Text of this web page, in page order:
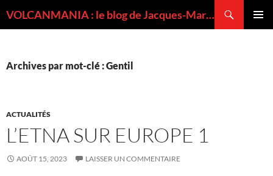
VOLCANMANIA : le blog de Jacques-Marie BARDINTZEFF, volcanologue
Archives par mot-clé : Gentil
ACTUALITÉS
L’ETNA SUR EUROPE 1
AOÛT 15, 2023 LAISSER UN COMMENTAIRE